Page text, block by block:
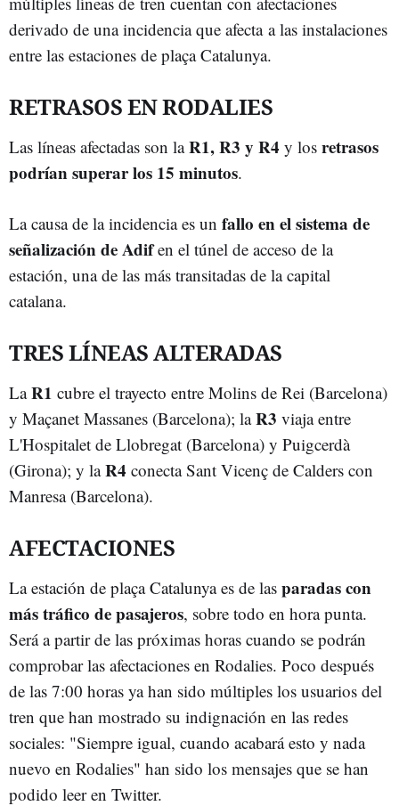
derivado de una incidencia que afecta a las instalaciones
entre las estaciones de plaça Catalunya.
RETRASOS EN RODALIES
Las líneas afectadas son laR1, R3 y R4 y los retrasos
podrían superar los 15 minutos.
La causa de la incidencia es un fallo en el sistema de
señalización de Adifen el túnel de acceso de la
estación, una de las más transitadas de la capital
catalana.
TRES LÍNEAS ALTERADAS
LaR1 cubre el trayecto entre Molins de Rei (Barcelona)
y Maçanet Massanes (Barcelona); laR3 viaja entre
L'Hospitalet de Llobregat (Barcelona) y Puigcerdà
(Girona); y laR4 conecta Sant Vicenç de Calders con
Manresa (Barcelona).
AFECTACIONES
La estación de plaça Catalunya es de las paradas con
más tráfico de pasajeros, sobre todo en hora punta.
Será a partir de las próximas horas cuando se podrán
comprobar las afectaciones en Rodalies. Poco después
de las 7:00 horas ya han sido múltiples los usuarios del
tren que han mostrado su indignación en las redes
sociales: "Siempre igual, cuando acabará esto y nada
nuevo en Rodalies" han sido los mensajes que se han
podido leer en Twitter.